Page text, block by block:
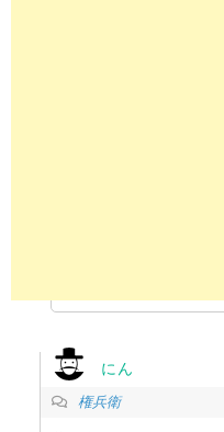
にん
権兵衛